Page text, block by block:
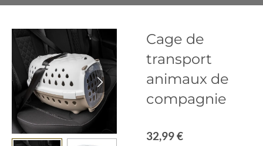
Cage de
transport
animaux de
compagnie
32,99 €